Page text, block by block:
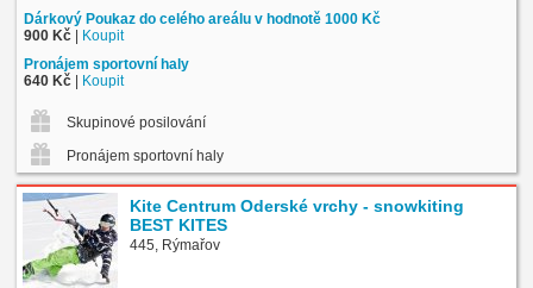
Dárkový Poukaz do celého areálu v hodnotě 1000 Kč
900 Kč | Koupit
Pronájem sportovní haly
640 Kč | Koupit
Skupinové posilování
Pronájem sportovní haly
Kite Centrum Oderské vrchy - snowkiting
BEST KITES
445, Rýmařov